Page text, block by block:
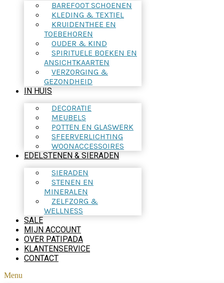
BAREFOOT SCHOENEN
KLEDING & TEXTIEL
KRUIDENTHEE EN
TOEBEHOREN
OUDER & KIND
SPIRITUELE BOEKEN EN
ANSICHTKAARTEN
VERZORGING &
GEZONDHEID
IN HUIS
DECORATIE
MEUBELS
POTTEN EN GLASWERK
SFEERVERLICHTING
WOONACCESSOIRES
EDELSTENEN & SIERADEN
SIERADEN
STENEN EN
MINERALEN
ZELFZORG &
WELLNESS
SALE
MIJN ACCOUNT
OVER PATIPADA
KLANTENSERVICE
CONTACT
Menu